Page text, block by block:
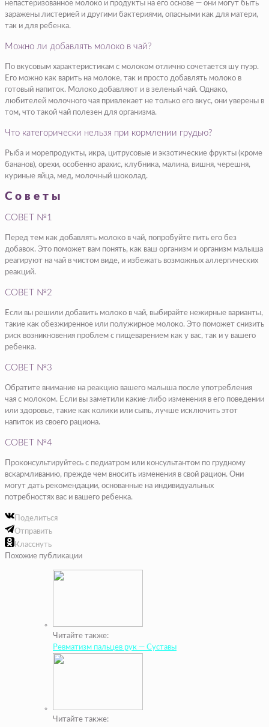
непастеризованное молоко и продукты на его основе — они могут быть
заражены листерией и другими бактериями, опасными как для матери,
так и для ребенка.
Можно ли добавлять молоко в чай?
По вкусовым характеристикам с молоком отлично сочетается шу пуэр.
Его можно как варить на молоке, так и просто добавлять молоко в
готовый напиток. Молоко добавляют и в зеленый чай. Однако,
любителей молочного чая привлекает не только его вкус, они уверены в
том, что такой чай полезен для организма.
Что категорически нельзя при кормлении грудью?
Рыба и морепродукты, икра, цитрусовые и экзотические фрукты (кроме
бананов), орехи, особенно арахис, клубника, малина, вишня, черешня,
куриные яйца, мед, молочный шоколад.
Советы
СОВЕТ №1
Перед тем как добавлять молоко в чай, попробуйте пить его без
добавок. Это поможет вам понять, как ваш организм и организм малыша
реагируют на чай в чистом виде, и избежать возможных аллергических
реакций.
СОВЕТ №2
Если вы решили добавить молоко в чай, выбирайте нежирные варианты,
такие как обезжиренное или полужирное молоко. Это поможет снизить
риск возникновения проблем с пищеварением как у вас, так и у вашего
ребенка.
СОВЕТ №3
Обратите внимание на реакцию вашего малыша после употребления
чая с молоком. Если вы заметили какие-либо изменения в его поведении
или здоровье, такие как колики или сыпь, лучше исключить этот
напиток из своего рациона.
СОВЕТ №4
Проконсультируйтесь с педиатром или консультантом по грудному
вскармливанию, прежде чем вносить изменения в свой рацион. Они
могут дать рекомендации, основанные на индивидуальных
потребностях вас и вашего ребенка.
Поделиться
Отправить
Класснуть
Похожие публикации
Читайте также:
Ревматизм пальцев рук — Суставы
Читайте также: